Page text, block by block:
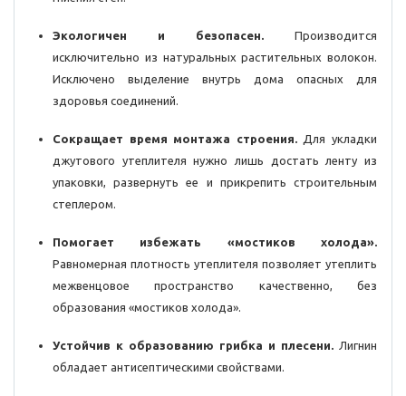
Экологичен и безопасен. Производится
исключительно из натуральных растительных волокон.
Исключено выделение внутрь дома опасных для
здоровья соединений.
Сокращает время монтажа строения. Для укладки
джутового утеплителя нужно лишь достать ленту из
упаковки, развернуть ее и прикрепить строительным
степлером.
Помогает избежать «мостиков холода».
Равномерная плотность утеплителя позволяет утеплить
межвенцовое пространство качественно, без
образования «мостиков холода».
Устойчив к образованию грибка и плесени. Лигнин
обладает антисептическими свойствами.